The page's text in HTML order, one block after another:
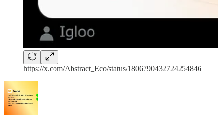
https://x.com/Abstract_Eco/status/1806790432724254846